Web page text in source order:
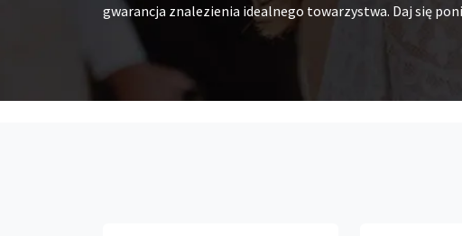
gwarancja znalezienia idealnego towarzystwa. Daj się